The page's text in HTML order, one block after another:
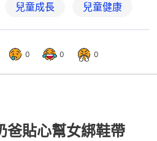
兒童成長 兒童健康
0 0 0
爸貼心幫女綁鞋帶